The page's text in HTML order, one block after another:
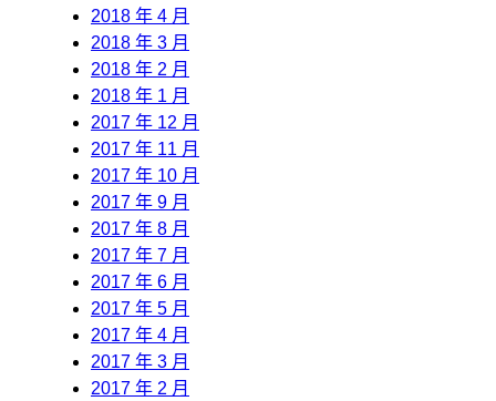
2018 年 4 月
2018 年 3 月
2018 年 2 月
2018 年 1 月
2017 年 12 月
2017 年 11 月
2017 年 10 月
2017 年 9 月
2017 年 8 月
2017 年 7 月
2017 年 6 月
2017 年 5 月
2017 年 4 月
2017 年 3 月
2017 年 2 月